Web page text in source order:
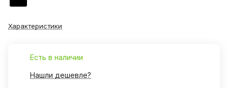
Характеристики
Есть в наличии
Нашли дешевле?